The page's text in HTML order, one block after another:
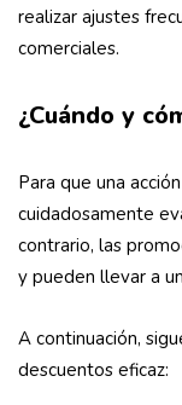
realizar ajustes
comerciales.
¿Cuándo y
Para que una
cuidadosamente
contrario, las
y pueden llevar a
A continuación,
descuentos eficaz: